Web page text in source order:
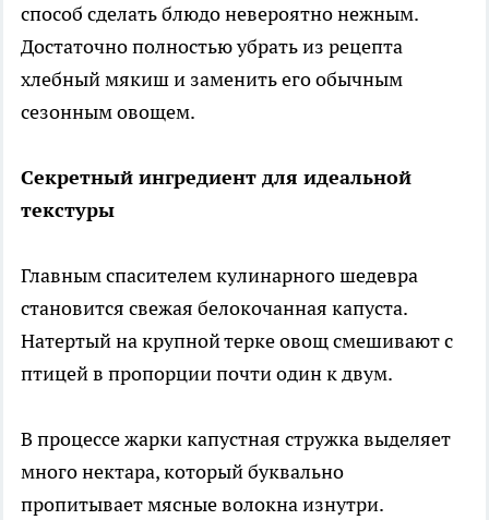
способ сделать блюдо невероятно нежным.
Достаточно полностью убрать из рецепта
хлебный мякиш и заменить его обычным
сезонным овощем.
Секретный ингредиент для идеальной
текстуры
Главным спасителем кулинарного шедевра
становится свежая белокочанная капуста.
Натертый на крупной терке овощ смешивают с
птицей в пропорции почти один к двум.
В процессе жарки капустная стружка выделяет
много нектара, который буквально
пропитывает мясные волокна изнутри.